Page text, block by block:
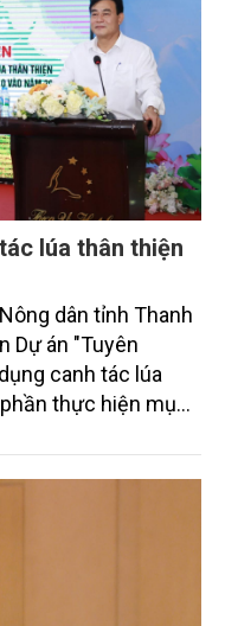
lúa thân thiện
dân tỉnh Thanh
Dự án "Tuyên
canh tác lúa
thực hiện mục
đảo đại biểu đến
đơn vị nghiên cứu,
dân đang trực
lúa phát thải thấp.